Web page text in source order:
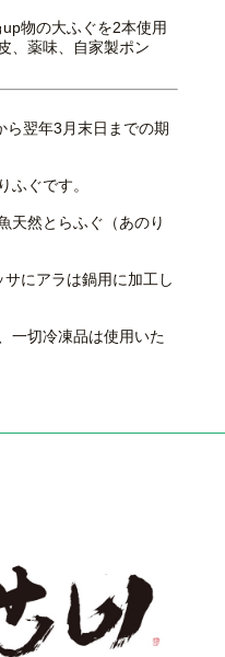
物の大ふぐを2本使用
、薬味、自家製ポン
ら翌年3月末日までの期
ふぐです。
天然とらふぐ（あのり
にアラは鍋用に加工し
一切冷凍品は使用いた